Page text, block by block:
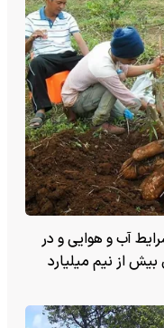
آب و هوایی و در
از نیم میلیارد